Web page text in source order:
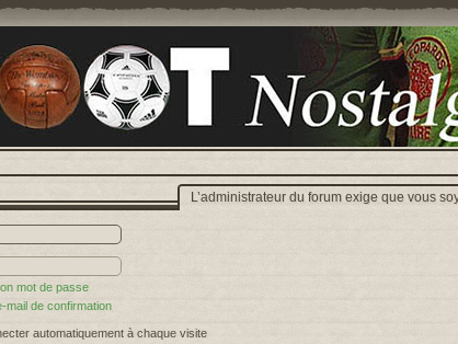
L’administrateur du forum exige que vous
mot de passe
mail de confirmation
automatiquement à chaque visite